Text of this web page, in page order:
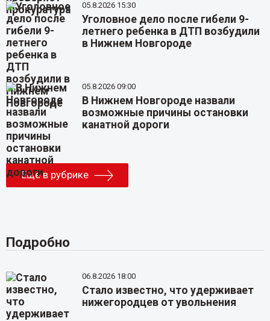
05.8.2026 15:30
Уголовное дело после гибели 9-
летнего ребенка в ДТП возбудили
в Нижнем Новгороде
05.8.2026 09:00
В Нижнем Новгороде назвали
возможные причины остановки
канатной дороги
Еще в рубрике
Подробно
06.8.2026 18:00
Стало известно, что удерживает
нижегородцев от увольнения